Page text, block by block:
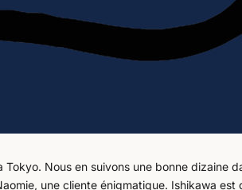
Tokyo. Nous en suivons une bonne dizaine
une cliente énigmatique. Ishikawa